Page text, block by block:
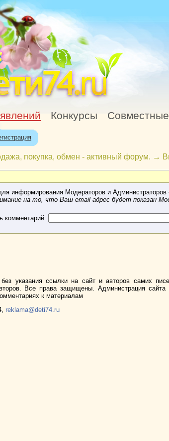
Конкурсы Совместные
покупка, обмен - активный форум. →
информирования Модераторов и Администраторов
на то, что Ваш email адрес будет показан
комментарий:
указания ссылки на сайт и авторов самих
Все права защищены. Администрация
к материалам
reklama@deti74.ru